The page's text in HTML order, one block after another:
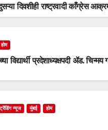
दिवशीही राष्ट्रवादी काँग्रेस
होम
विद्यार्थी प्रदेशाध्यक्षपदी ॲड.
ट्रेंडिंग न्यूज मुंबई होम